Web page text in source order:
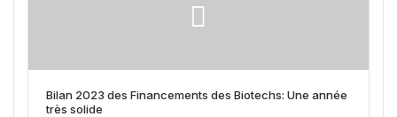
Bilan 2023 des Financements des Biotechs: Une année
très solide